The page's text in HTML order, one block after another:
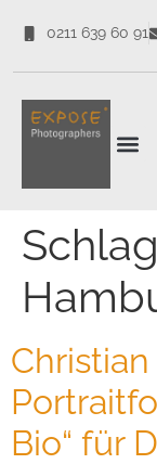
0211 639 60 91
Christian
Bio“ für